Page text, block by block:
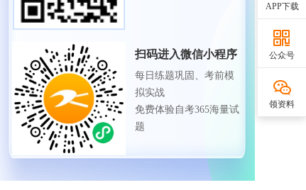
扫码进入微信小程序
每日练题巩固、考前模
拟实战
免费体验自考365海量试
题
APP下载
公众号
领资料